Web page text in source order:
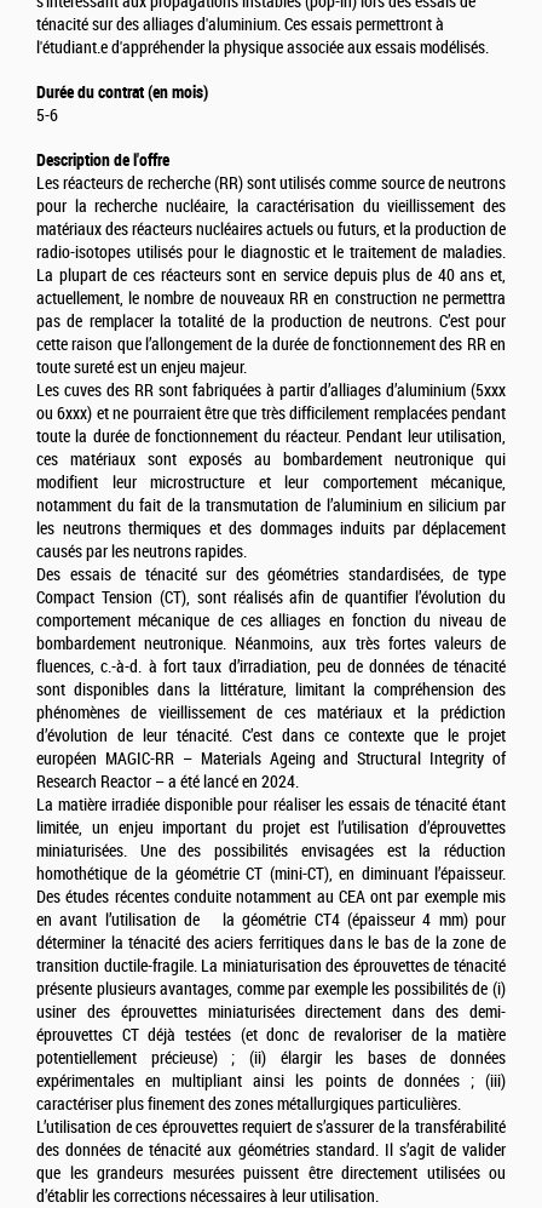
ténacité sur des alliages d'aluminium. Ces essais permettront à
l'étudiant.e d'appréhender la physique associée aux essais modélisés.
Durée du contrat (en mois)
5-6
Description de l'offre
Les réacteurs de recherche (RR) sont utilisés comme source de neutrons
pour la recherche nucléaire, la caractérisation du vieillissement des
matériaux des réacteurs nucléaires actuels ou futurs, et la production de
radio-isotopes utilisés pour le diagnostic et le traitement de maladies.
La plupart de ces réacteurs sont en service depuis plus de 40 ans et,
actuellement, le nombre de nouveaux RR en construction ne permettra
pas de remplacer la totalité de la production de neutrons. C’est pour
cette raison que l’allongement de la durée de fonctionnement des RR en
toute sureté est un enjeu majeur.
Les cuves des RR sont fabriquées à partir d’alliages d’aluminium (5xxx
ou 6xxx) et ne pourraient être que très difficilement remplacées pendant
toute la durée de fonctionnement du réacteur. Pendant leur utilisation,
ces matériaux sont exposés au bombardement neutronique qui
modifient leur microstructure et leur comportement mécanique,
notamment du fait de la transmutation de l’aluminium en silicium par
les neutrons thermiques et des dommages induits par déplacement
causés par les neutrons rapides.
Des essais de ténacité sur des géométries standardisées, de type
Compact Tension (CT), sont réalisés afin de quantifier l’évolution du
comportement mécanique de ces alliages en fonction du niveau de
bombardement neutronique. Néanmoins, aux très fortes valeurs de
fluences, c.-à-d. à fort taux d’irradiation, peu de données de ténacité
sont disponibles dans la littérature, limitant la compréhension des
phénomènes de vieillissement de ces matériaux et la prédiction
d’évolution de leur ténacité. C’est dans ce contexte que le projet
européen MAGIC-RR – Materials Ageing and Structural Integrity of
Research Reactor – a été lancé en 2024.
La matière irradiée disponible pour réaliser les essais de ténacité étant
limitée, un enjeu important du projet est l’utilisation d’éprouvettes
miniaturisées. Une des possibilités envisagées est la réduction
homothétique de la géométrie CT (mini-CT), en diminuant l’épaisseur.
Des études récentes conduite notamment au CEA ont par exemple mis
en avant l’utilisation de la géométrie CT4 (épaisseur 4 mm) pour
déterminer la ténacité des aciers ferritiques dans le bas de la zone de
transition ductile-fragile. La miniaturisation des éprouvettes de ténacité
présente plusieurs avantages, comme par exemple les possibilités de (i)
usiner des éprouvettes miniaturisées directement dans des demi-
éprouvettes CT déjà testées (et donc de revaloriser de la matière
potentiellement précieuse) ; (ii) élargir les bases de données
expérimentales en multipliant ainsi les points de données ; (iii)
caractériser plus finement des zones métallurgiques particulières.
L’utilisation de ces éprouvettes requiert de s’assurer de la transférabilité
des données de ténacité aux géométries standard. Il s’agit de valider
que les grandeurs mesurées puissent être directement utilisées ou
d’établir les corrections nécessaires à leur utilisation.